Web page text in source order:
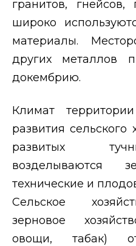
гранитов, гнейсов,
широко
материалы.
других металлов
докембрию.
Климат
развития сельского
развитых
возделываются
технические и
Сельское
зерновое
овощи, табак)